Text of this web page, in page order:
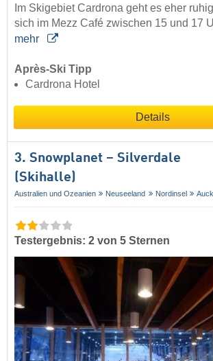
Im Skigebiet Cardrona geht es eher
sich im Mezz Café zwischen 15 und 17
mehr
Après-Ski Tipp
Cardrona Hotel
Details
3. Snowplanet – Silverdale
(Skihalle)
Australien und Ozeanien Neuseeland Nordinsel
Testergebnis: 2 von 5 Sternen